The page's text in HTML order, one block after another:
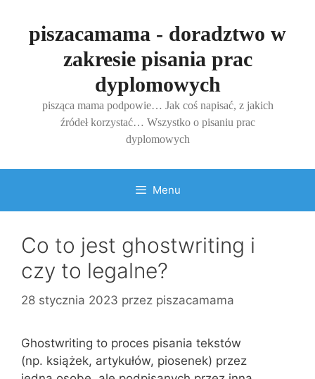
treścipiszacamama - doradztwo w
zakresie pisania prac
dyplomowych
pisząca mama podpowie… Jak coś napisać, z jakich
źródeł korzystać… Wszystko o pisaniu prac
dyplomowych
Menu
Co to jest ghostwriting i
czy to legalne?
28 stycznia 2023 przez piszacamama
Ghostwriting to proces pisania tekstów
(np. książek, artykułów, piosenek) przez